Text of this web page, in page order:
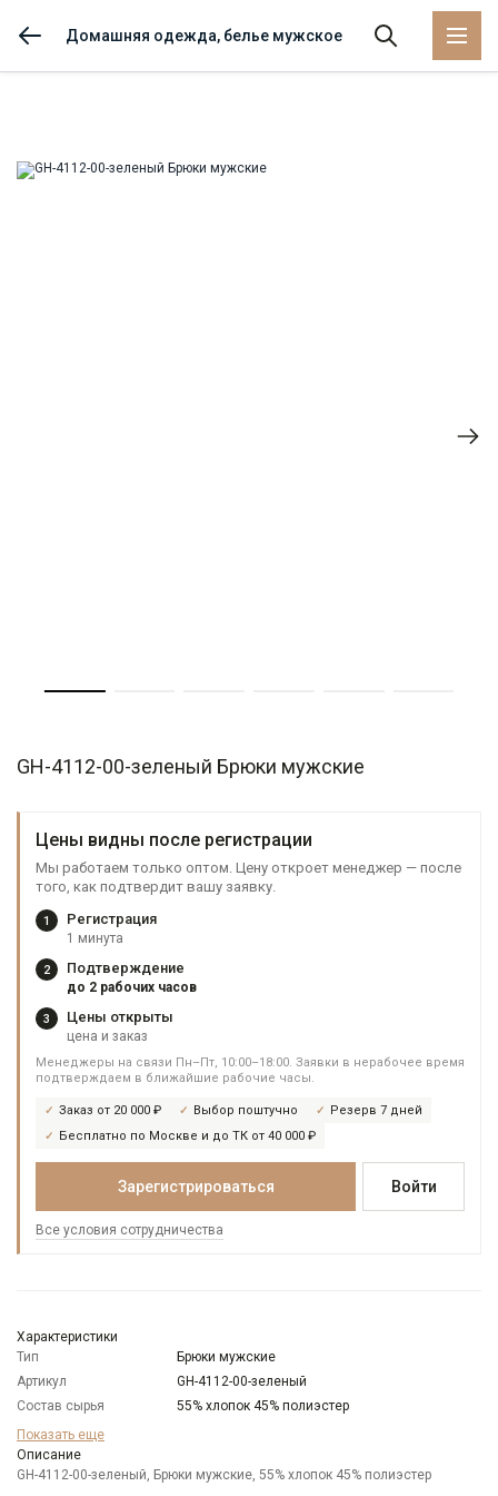
Домашняя одежда, белье мужское
GH-4112-00-зеленый Брюки мужские
Цены видны после регистрации
Мы работаем только оптом. Цену откроет менеджер — после
того, как подтвердит вашу заявку.
1 Регистрация
1 минута
2 Подтверждение
до 2 рабочих часов
3 Цены открыты
цена и заказ
Менеджеры на связи Пн–Пт, 10:00–18:00. Заявки в нерабочее время
подтверждаем в ближайшие рабочие часы.
Заказ от 20 000 ₽ Выбор поштучно
Резерв 7 дней
Бесплатно по Москве и до ТК от 40 000 ₽
Зарегистрироваться Войти
Все условия сотрудничества
Характеристики
Тип
Брюки мужские
Артикул
GH-4112-00-зеленый
Состав сырья
55% хлопок 45% полиэстер
Бренд
Модель
Цвет
Зеленый
Показать еще
Описание
GH-4112-00-зеленый, Брюки мужские, 55% хлопок 45% полиэстер